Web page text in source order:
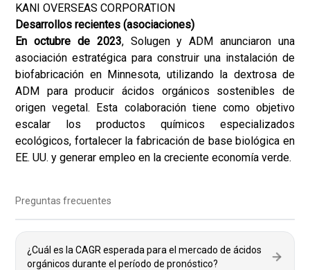
KANI OVERSEAS CORPORATION
Desarrollos recientes (asociaciones)
En octubre de 2023, Solugen y ADM anunciaron una
asociación estratégica para construir una instalación de
biofabricación en Minnesota, utilizando la dextrosa de
ADM para producir ácidos orgánicos sostenibles de
origen vegetal. Esta colaboración tiene como objetivo
escalar los productos químicos especializados
ecológicos, fortalecer la fabricación de base biológica en
EE. UU. y generar empleo en la creciente economía verde.
Preguntas frecuentes
¿Cuál es la CAGR esperada para el mercado de ácidos
orgánicos durante el período de pronóstico?